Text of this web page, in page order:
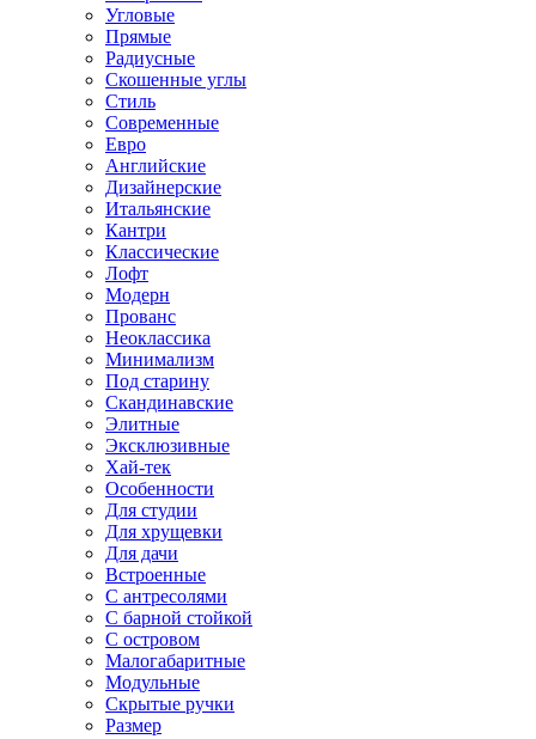
Угловые
Прямые
Радиусные
Скошенные углы
Стиль
Современные
Евро
Английские
Дизайнерские
Итальянские
Кантри
Классические
Лофт
Модерн
Прованс
Неоклассика
Минимализм
Под старину
Скандинавские
Элитные
Эксклюзивные
Хай-тек
Особенности
Для студии
Для хрущевки
Для дачи
Встроенные
С антресолями
С барной стойкой
С островом
Малогабаритные
Модульные
Скрытые ручки
Размер